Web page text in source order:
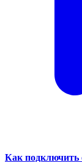
Как подключить